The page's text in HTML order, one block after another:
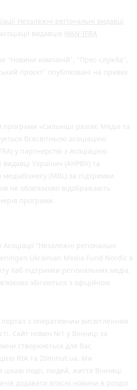
Незалежні регіональні видавці
видавців WAN-IFRA
"Новини компаній", "Прес-служба",
проєкт" опубліковані на правах
програми «Сильніші разом: Медіа та
Всесвітньою асоціацією
у партнерстві з Асоціацією
видавці України» (АНРВУ) та
(MBL) за підтримки
не обов’язково відображають
програми.
“Незалежні регіональні
Ukrainian Media Fund Nordic в
Хаб підтримки регіональних медіа.
збігаються з офіційною
з оперативним висвітленням
Сайт новин №1 у Вінниці за
створюються для Вас
RIA та 20minut.ua. Ми
події, людей, життя Вінниці.
додавати власні новини в розділ